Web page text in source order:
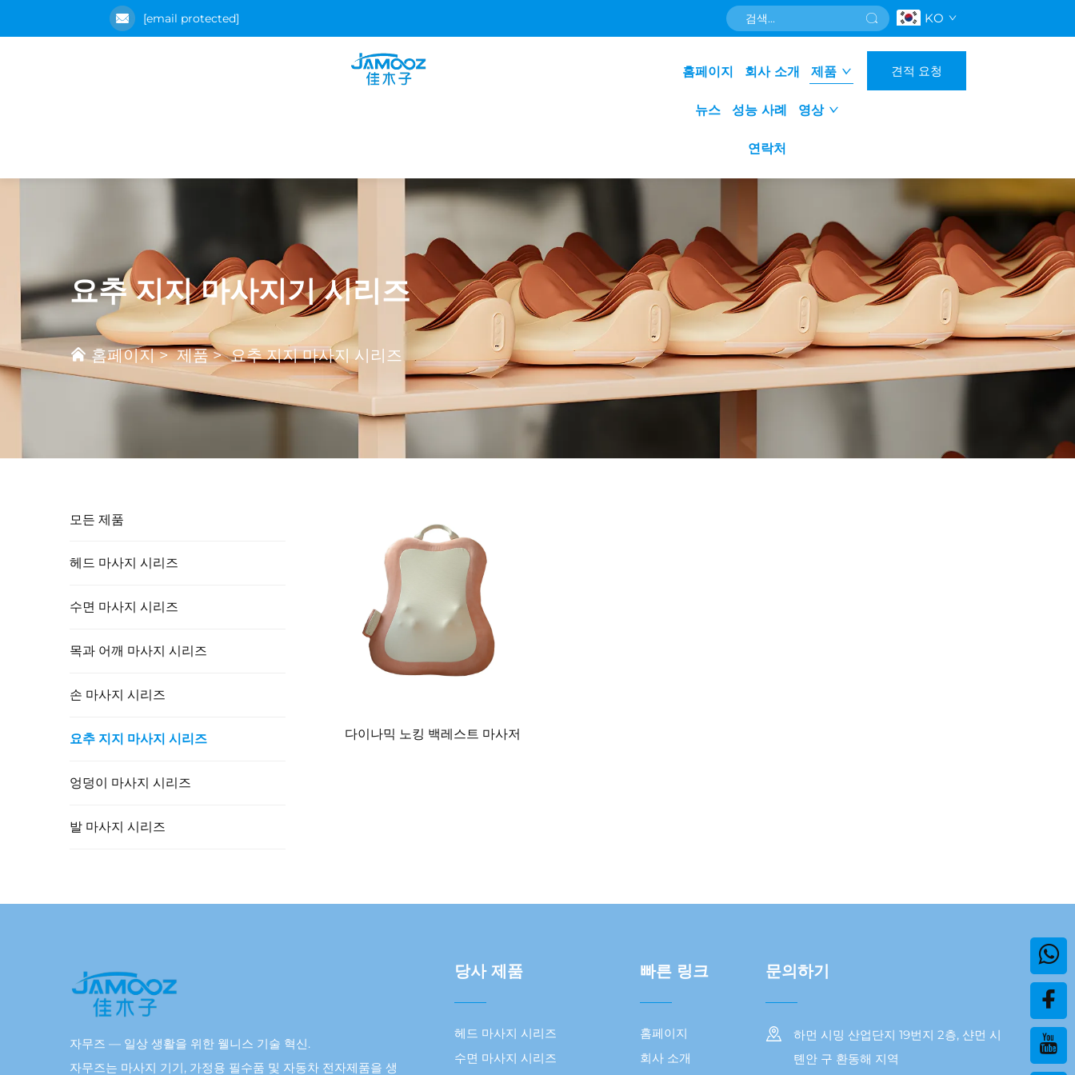
[email protected] KO
홈페이지 회사 소개 제품
뉴스 성능 사례 영상
연락처
견적 요청
요추 지지 마사지기 시리즈
홈페이지>제품>요추 지지 마사지 시리즈
모든 제품
헤드 마사지 시리즈
수면 마사지 시리즈
목과 어깨 마사지 시리즈
손 마사지 시리즈
요추 지지 마사지 시리즈
엉덩이 마사지 시리즈
발 마사지 시리즈
다이나믹 노킹 백레스트 마사저
자무즈 — 일상 생활을 위한 웰니스 기술 혁신.
자무즈는 마사지 기기, 가정용 필수품 및 자동차 전자제품을 생
당사 제품
헤드 마사지 시리즈
수면 마사지 시리즈
빠른 링크
홈페이지
회사 소개
문의하기
하먼 시밍 산업단지 19번지 2층, 샨먼 시
톈안 구 환동해 지역